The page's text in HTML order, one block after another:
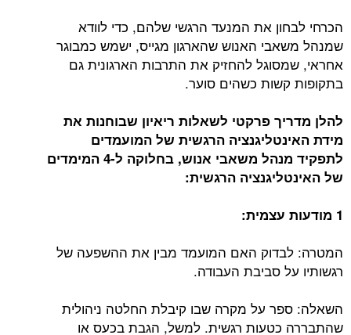
הכרחי לבחון את המנעד הרגשי שלהם, כדי לוודא
שמנהל משאבי האנוש שהארגון מגייס, ישמש כמבוגר
אחראי, שמסוגל להחזיק את התרבות הארגונית גם
בתקופות קשות כשהים סוער.
להלן מדריך פרקטי לשאלות ריאיון שבוחנות את
מידת האינטליגנציה הרגשית של המועמדים
לתפקיד מנהל משאבי אנוש, בחלוקה ל-4 המימדים
של האינטליגנציה הרגשית:
1 מודעות עצמית:
המטרה: לבדוק האם המועמד מבין את ההשפעה של
רגשותיו על סביבת העבודה.
השאלה: ספר על מקרה שבו קיבלת החלטה ניהולית
שהתבררה כטעות רגשית. למשל, הגבת בכעס או